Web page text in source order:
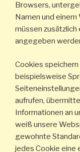
Browsers,
Namen und
müssen
angegeben
Cookies
beispielsweise
aufrufen,
Informationen an
weiß unsere
gewohnte
jedes Cookie eine